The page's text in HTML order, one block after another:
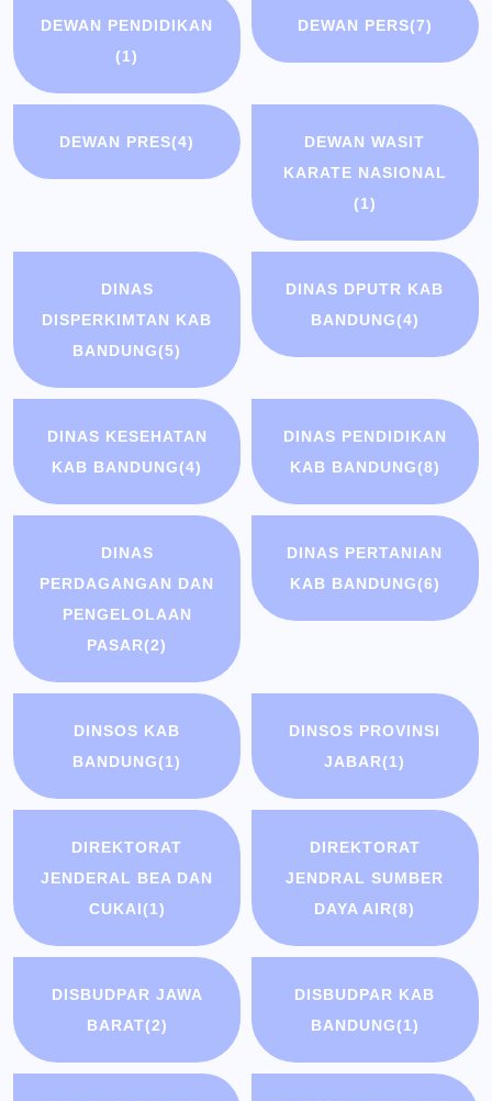
DEWAN PENDIDIKAN
(1)
DEWAN PERS(7)
DEWAN PRES(4)
DEWAN WASIT
KARATE NASIONAL
(1)
DINAS
DISPERKIMTAN KAB
BANDUNG(5)
DINAS DPUTR KAB
BANDUNG(4)
DINAS KESEHATAN
KAB BANDUNG(4)
DINAS PENDIDIKAN
KAB BANDUNG(8)
DINAS
PERDAGANGAN DAN
PENGELOLAAN
PASAR(2)
DINAS PERTANIAN
KAB BANDUNG(6)
DINSOS KAB
BANDUNG(1)
DINSOS PROVINSI
JABAR(1)
DIREKTORAT
JENDERAL BEA DAN
CUKAI(1)
DIREKTORAT
JENDRAL SUMBER
DAYA AIR(8)
DISBUDPAR JAWA
BARAT(2)
DISBUDPAR KAB
BANDUNG(1)